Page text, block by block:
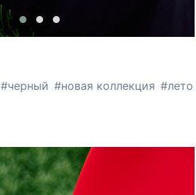
#черный #новая коллекция #лето